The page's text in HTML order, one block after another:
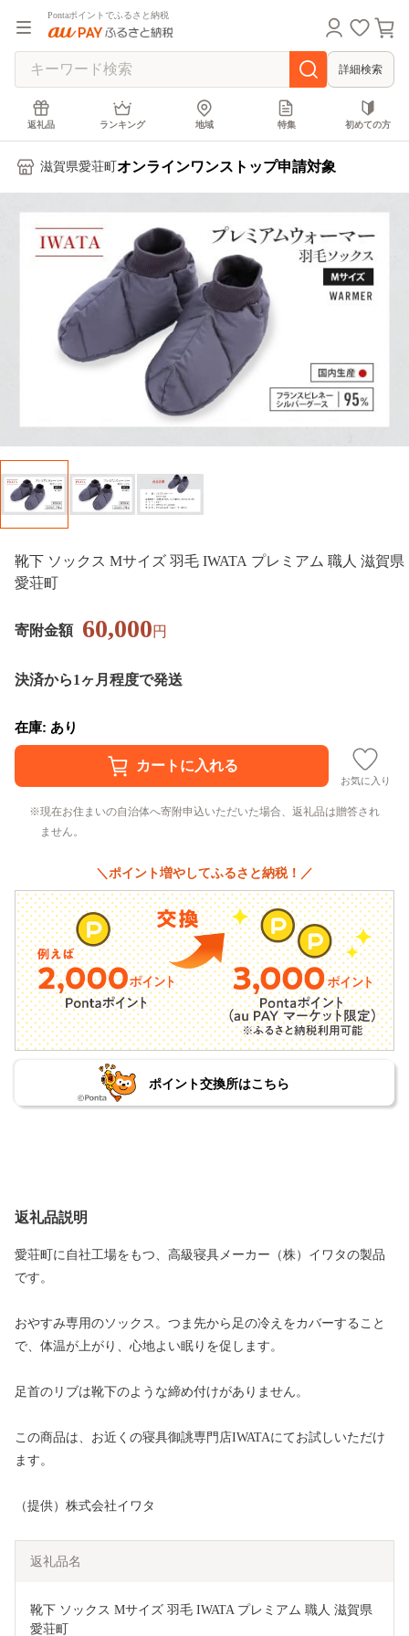
Pontaポイントでふるさと納税
詳細検索
返礼品 ランキング 地域 特集 初めての方
滋賀県愛荘町 オンラインワンストップ申請対象
靴下 ソックス Mサイズ 羽毛 IWATA プレミアム 職人 滋賀県
愛荘町
寄附金額 60,000円
決済から1ヶ月程度で発送
在庫: あり
お気に入り
現在お住まいの自治体へ寄附申込いただいた場合、返礼品は贈答され
ません。
＼ポイント増やしてふるさと納税！／
ポイント交換所はこちら
返礼品説明
愛荘町に自社工場をもつ、高級寝具メーカー（株）イワタの製品
です。
おやすみ専用のソックス。つま先から足の冷えをカバーすること
で、体温が上がり、心地よい眠りを促します。
足首のリブは靴下のような締め付けがありません。
この商品は、お近くの寝具御誂専門店IWATAにてお試しいただけ
ます。
（提供）株式会社イワタ
返礼品名
靴下 ソックス Mサイズ 羽毛 IWATA プレミアム 職人 滋賀県
愛荘町